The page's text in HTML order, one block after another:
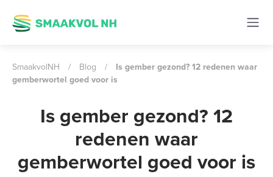
SmaakvolNH / Blog /
Is gember gezond? 12 redenen waar
gemberwortel goed voor is
Is gember gezond? 12
redenen waar
gemberwortel goed voor is